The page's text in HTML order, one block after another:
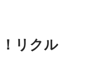
リクル